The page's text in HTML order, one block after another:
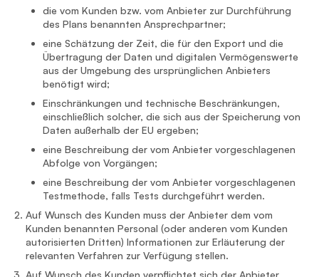
die vom Kunden bzw. vom Anbieter zur Durchführung
des Plans benannten Ansprechpartner;
eine Schätzung der Zeit, die für den Export und die
Übertragung der Daten und digitalen Vermögenswerte
aus der Umgebung des ursprünglichen Anbieters
benötigt wird;
Einschränkungen und technische Beschränkungen,
einschließlich solcher, die sich aus der Speicherung von
Daten außerhalb der EU ergeben;
eine Beschreibung der vom Anbieter vorgeschlagenen
Abfolge von Vorgängen;
eine Beschreibung der vom Anbieter vorgeschlagenen
Testmethode, falls Tests durchgeführt werden.
Auf Wunsch des Kunden muss der Anbieter dem vom
Kunden benannten Personal (oder anderen vom Kunden
autorisierten Dritten) Informationen zur Erläuterung der
relevanten Verfahren zur Verfügung stellen.
Auf Wunsch des Kunden verpflichtet sich der Anbieter,